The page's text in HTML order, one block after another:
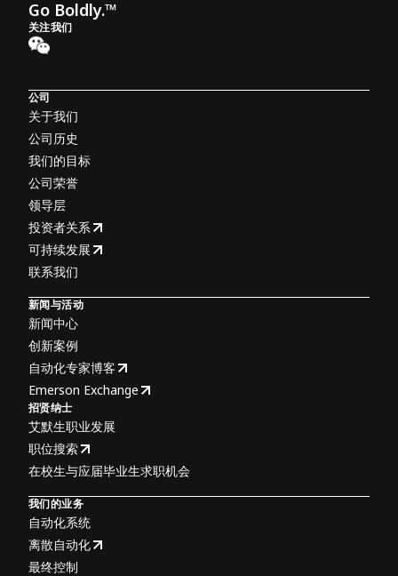
Go Boldly.™
关注我们
公司
关于我们
公司历史
我们的目标
公司荣誉
领导层
投资者关系
可持续发展
联系我们
新闻与活动
新闻中心
创新案例
自动化专家博客
Emerson Exchange
招贤纳士
艾默生职业发展
职位搜索
在校生与应届毕业生求职机会
我们的业务
自动化系统
离散自动化
最终控制